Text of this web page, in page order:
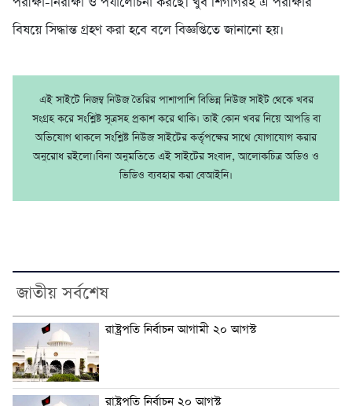
বিষয়ে সিদ্ধান্ত গ্রহণ করা হবে বলে বিজ্ঞপ্তিতে জানানো হয়।
এই সাইটে নিজম্ব নিউজ তৈরির পাশাপাশি বিভিন্ন নিউজ সাইট থেকে খবর
সংগ্রহ করে সংশ্লিষ্ট সূত্রসহ প্রকাশ করে থাকি। তাই কোন খবর নিয়ে আপত্তি বা
অভিযোগ থাকলে সংশ্লিষ্ট নিউজ সাইটের কর্তৃপক্ষের সাথে যোগাযোগ করার
অনুরোধ রইলো।বিনা অনুমতিতে এই সাইটের সংবাদ, আলোকচিত্র অডিও ও
ভিডিও ব্যবহার করা বেআইনি।
জাতীয় সর্বশেষ
রাষ্ট্রপতি নির্বাচন আগামী ২০ আগস্ট
রাষ্ট্রপতি নির্বাচন ২০ আগস্ট